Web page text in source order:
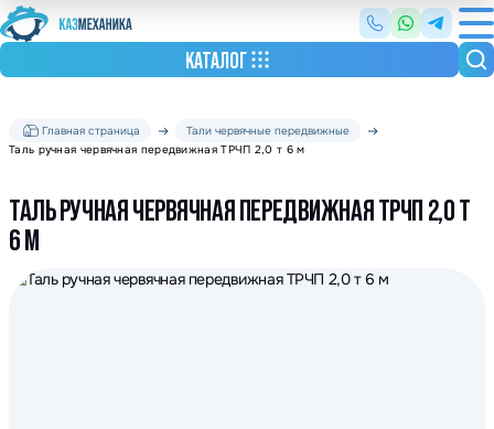
КАТАЛОГ
Главная страница
Тали червячные передвижные
Таль ручная червячная передвижная ТРЧП 2,0 т 6 м
ТАЛЬ РУЧНАЯ ЧЕРВЯЧНАЯ ПЕРЕДВИЖНАЯ ТРЧП 2,0 Т
6 М